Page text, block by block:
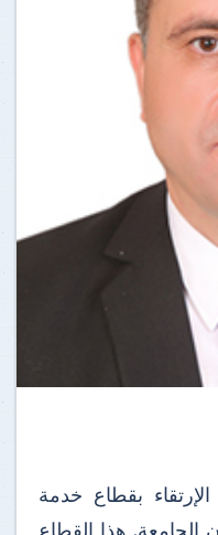
بقطاع خدمة